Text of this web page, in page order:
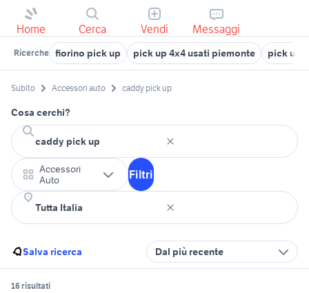
Home Cerca Vendi Messaggi
Ricerche fiorino pick up pick up 4x4 usati piemonte pick up
Subito Accessori auto caddy pick up
Cosa cerchi?
Accessori
Auto
Filtri
Salva ricerca Dal più recente
16 risultati